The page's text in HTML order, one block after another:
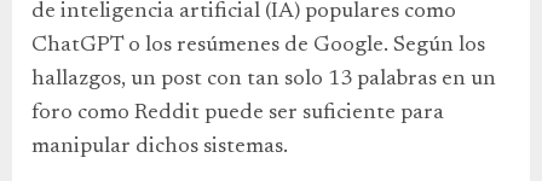
de inteligencia artificial (IA) populares como
ChatGPT o los resúmenes de Google. Según los
hallazgos, un post con tan solo 13 palabras en un
foro como Reddit puede ser suficiente para
manipular dichos sistemas.